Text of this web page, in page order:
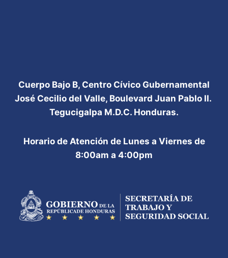
Cuerpo Bajo B, Centro Cívico Gubernamental
José Cecilio del Valle, Boulevard Juan Pablo II.
Tegucigalpa M.D.C. Honduras.
Horario de Atención de Lunes a Viernes de
8:00am a 4:00pm